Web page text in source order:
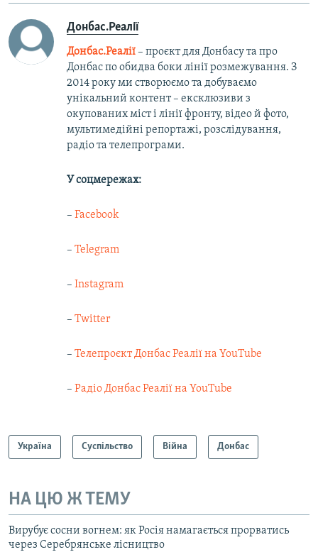
Донбас.Реалії
Донбас.Реалії– проєкт для Донбасу та про
Донбас по обидва боки лінії розмежування. З
2014 року ми створюємо та добуваємо
унікальний контент – ексклюзиви з
окупованих міст і лінії фронту, відео й фото,
мультимедійні репортажі, розслідування,
радіо та телепрограми.
У соцмережах:
– Facebook
– Telegram
– Instagram
– Twitter
– Телепроєкт Донбас Реалії на YouTube
– Радіо Донбас Реалії на YouTube
Україна Суспільство Війна Донбас
НА ЦЮ Ж ТЕМУ
Вирубує сосни вогнем: як Росія намагається прорватись
через Серебрянське лісництво